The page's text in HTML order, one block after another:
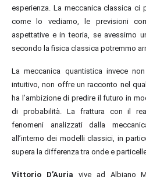
esperienza. La meccanica classica ci
come lo vediamo, le previsioni
aspettative e in teoria, se avessimo
secondo la fisica classica potremmo
La meccanica quantistica invece
intuitivo, non offre un racconto nel
ha l’ambizione di predire il futuro in
di probabilità. La frattura con il
fenomeni analizzati dalla
all’interno dei modelli classici, in
supera la differenza tra onde e
Vittorio D’Auria vive ad Albiano